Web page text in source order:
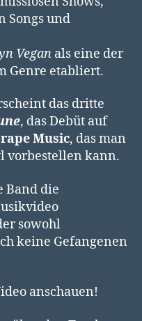
Songs und
Vegan als eine der
Genre etabliert.
das dritte
, das Debüt auf
Music, das man
vorbestellen kann.
Band die
sowohl
keine Gefangenen
anschauen!